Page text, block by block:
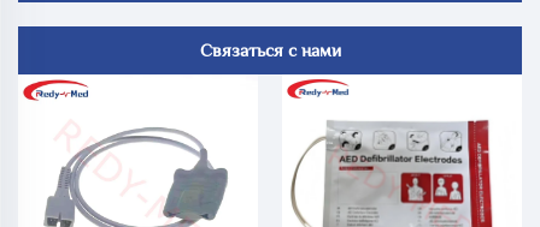
Связаться с нами